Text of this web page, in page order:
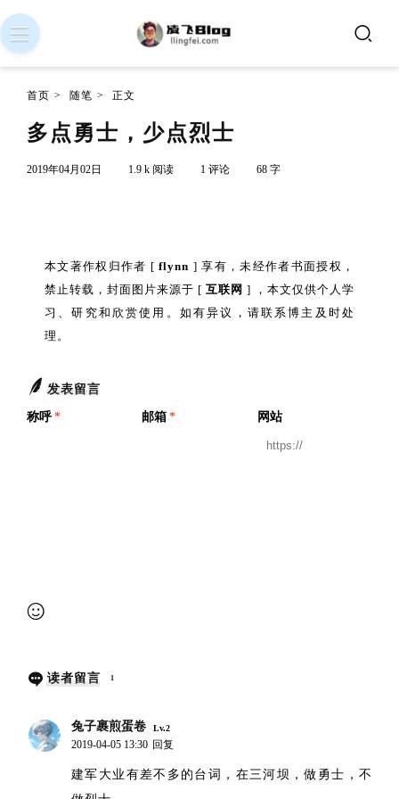
首页 > 随笔 > 正文
多点勇士，少点烈士
2019年04月02日 1.9 k 阅读 1 评论 68 字
本文著作权归作者 [flynn ] 享有，未经作者书面授权，
禁止转载，封面图片来源于 [ 互联网 ] ，本文仅供个人学
习、研究和欣赏使用。如有异议，请联系博主及时处
理。
发表留言
称呼 * 邮箱 * 网站
读者留言 1
兔子裹煎蛋卷 Lv.2
2019-04-05 13:30 回复
建军大业有差不多的台词，在三河坝，做勇士，不